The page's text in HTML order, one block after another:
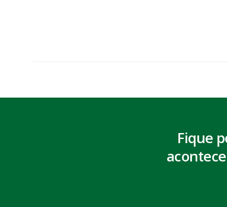
Fique